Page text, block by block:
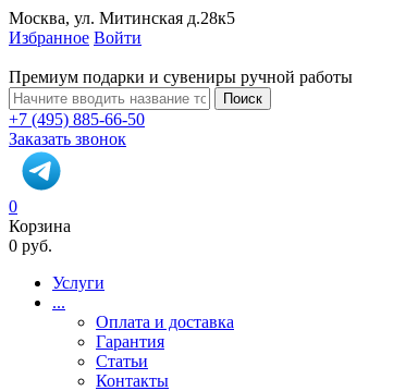
Москва, ул. Митинская д.28к5
Избранное Войти
Премиум подарки и сувениры ручной работы
Поиск
+7 (495) 885-66-50
Заказать звонок
0
Корзина
0 руб.
Услуги
...
Оплата и доставка
Гарантия
Статьи
Контакты